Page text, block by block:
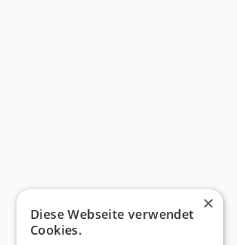
×
Diese Webseite verwendet
Cookies.